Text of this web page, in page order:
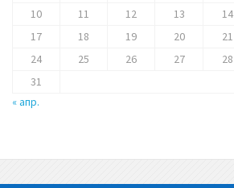
10
11 12 13 14
17
18 19 20 21
24
25 26 27 28
31
« апр.